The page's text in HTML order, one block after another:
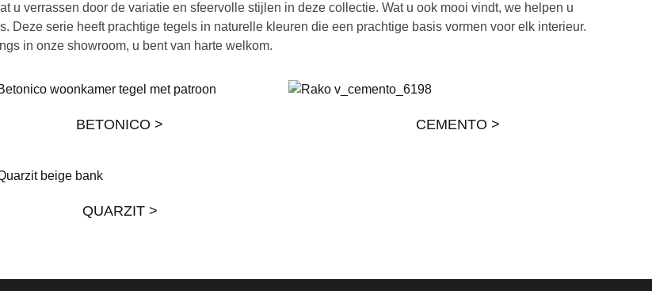
u verrassen door de variatie en sfeervolle stijlen in deze collectie. Wat u ook mooi vindt, we helpen u
Deze serie heeft prachtige tegels in naturelle kleuren die een prachtige basis vormen voor elk interieur.
in onze showroom, u bent van harte welkom.
BETONICO > CEMENTO >
QUARZIT >